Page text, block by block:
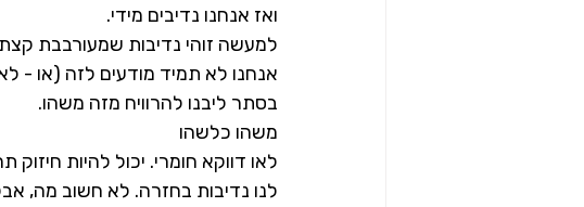
ואז אנחנו נדיבים מידי.
למעשה זוהי נדיבות שמעורבבת
אנחנו לא תמיד מודעים לזה (או -
בסתר ליבנו להרוויח מזה משהו.
משהו כלשהו
לאו דווקא חומרי. יכול להיות
לנו נדיבות בחזרה. לא חשוב מה,